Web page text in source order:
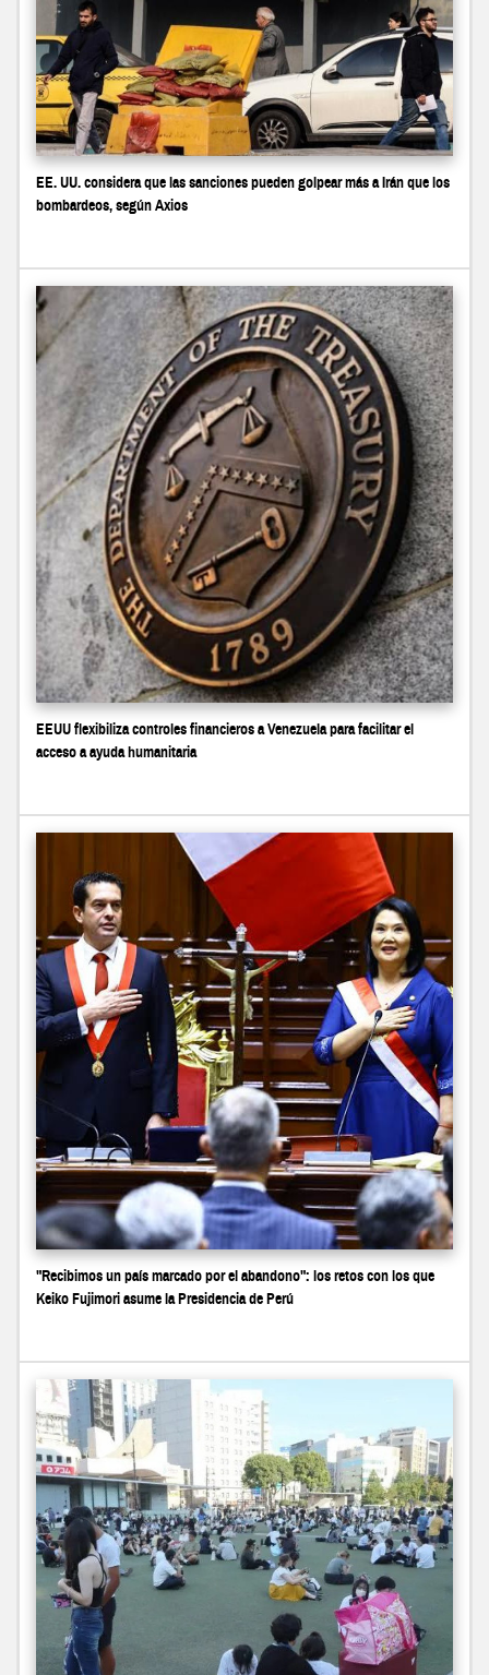
EE. UU. considera que las sanciones pueden golpear más a Irán que los
bombardeos, según Axios
EEUU flexibiliza controles financieros a Venezuela para facilitar el
acceso a ayuda humanitaria
"Recibimos un país marcado por el abandono": los retos con los que
Keiko Fujimori asume la Presidencia de Perú